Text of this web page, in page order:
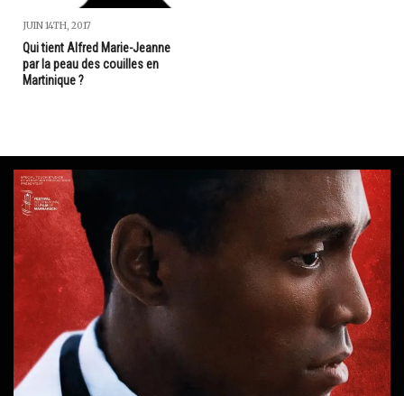
JUIN 14TH, 2017
Qui tient Alfred Marie-Jeanne
par la peau des couilles en
Martinique ?